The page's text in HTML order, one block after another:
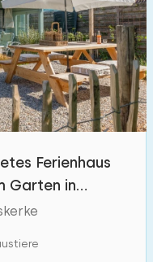
Ferienhaus
Garten in